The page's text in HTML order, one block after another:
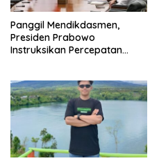
Panggil Mendikdasmen,
Presiden Prabowo
Instruksikan Percepatan
Nasional Terintegrasi